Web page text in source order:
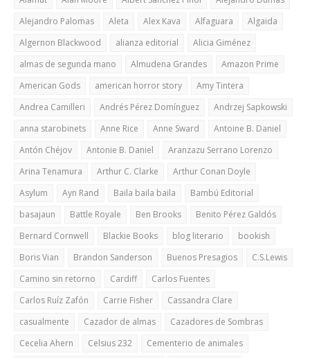
Alejandro Palomas
Aleta Alex Kava Alfaguara
Algaida
Algernon Blackwood
alianza editorial
Alicia Giménez
almas de segunda mano
Almudena Grandes
Amazon Prime
American Gods
american horror story
Amy Tintera
Andrea Camilleri
Andrés Pérez Domínguez
Andrzej Sapkowski
anna starobinets
Anne Rice Anne Sward
Antoine B. Daniel
Antón Chéjov
Antonie B. Daniel
Aranzazu Serrano Lorenzo
Arina Tenamura
Arthur C. Clarke
Arthur Conan Doyle
Asylum
Ayn Rand Baila baila baila
Bambú Editorial
basajaun
Battle Royale Ben Brooks
Benito Pérez Galdós
Bernard Cornwell
Blackie Books blog literario
bookish
Boris Vian
Brandon Sanderson Buenos Presagios
C.S.Lewis
Camino sin retorno
Cardiff
Carlos Fuentes
Carlos Ruíz Zafón
Carrie Fisher
Cassandra Clare
casualmente
Cazador de almas
Cazadores de Sombras
Cecelia Ahern
Celsius 232
Cementerio de animales